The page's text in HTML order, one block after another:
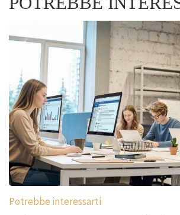
Potrebbe interessarti